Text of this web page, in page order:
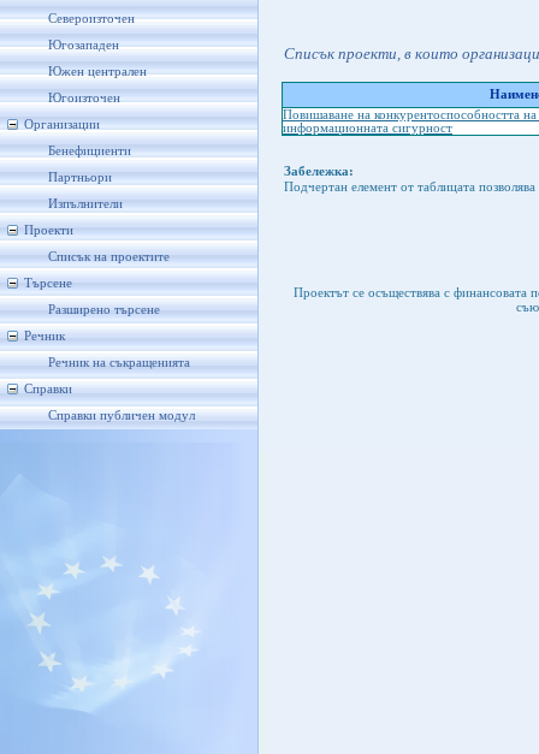
Североизточен
Югозападен
Южен централен
Югоизточен
Организации
Бенефициенти
Партньори
Изпълнители
Проекти
Списък на проектите
Търсене
Разширено търсене
Речник
Речник на съкращенията
Справки
Справки публичен модул
Списък проекти, в които
Повишаване на конкурентоспособността
информационната сигурност
Забележка:
Подчертан елемент от таблицата
Проектът се осъществява с финансовата